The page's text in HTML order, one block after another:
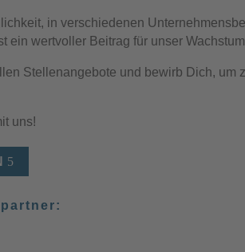
in verschiedenen
ein wertvoller Beitrag für unser
Stellenangebote und bewirb Dich, um
uns!